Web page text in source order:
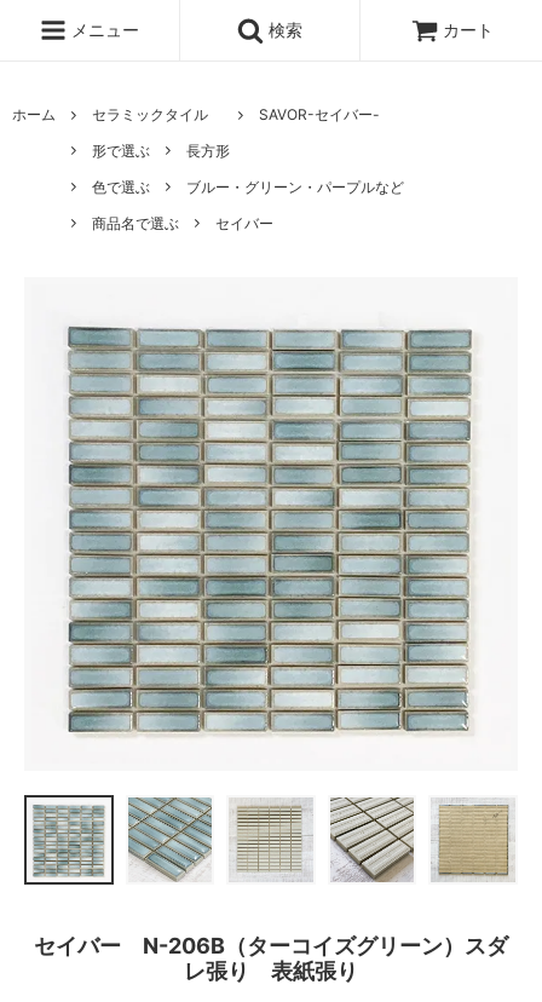
メニュー 検索 カート
ホーム セラミックタイル
SAVOR-セイバー-
形で選ぶ
長方形
色で選ぶ
ブルー・グリーン・パープルなど
商品名で選ぶ
セイバー
セイバー N-206B（ターコイズグリーン）スダ
レ張り 表紙張り